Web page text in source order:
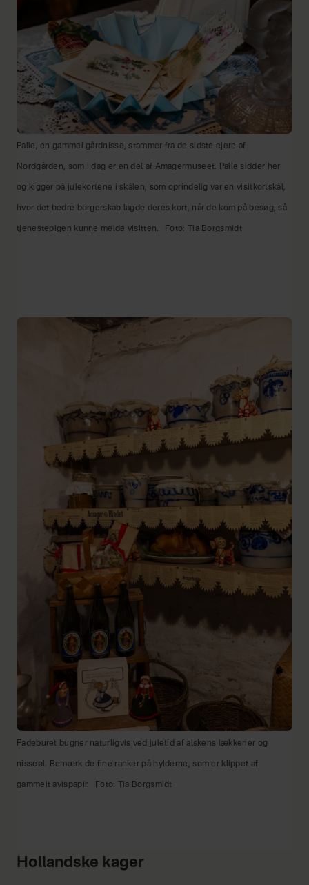
Palle, en gammel gårdnisse, stammer fra de sidste ejere af
Nordgården, som i dag er en del af Amagermuseet. Palle sidder her
og kigger på julekortene i skålen, som oprindelig var en visitkortskål,
hvor det bedre borgerskab lagde deres kort, når de kom på besøg, så
tjenestepigen kunne melde visitten. Foto: Tia Borgsmidt
Fadeburet bugner naturligvis ved juletid af alskens lækkerier og
nisseøl. Bemærk de fine ranker på hylderne, som er klippet af
gammelt avispapir. Foto: Tia Borgsmidt
Hollandske kager